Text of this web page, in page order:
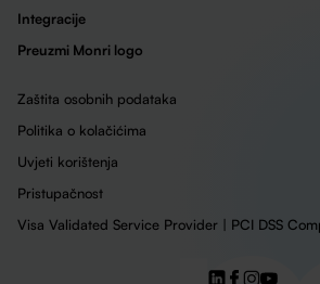
Integracije
Preuzmi Monri logo
Zaštita osobnih podataka
Politika o kolačićima
Uvjeti korištenja
Pristupačnost
Visa Validated Service Provider | PCI DSS